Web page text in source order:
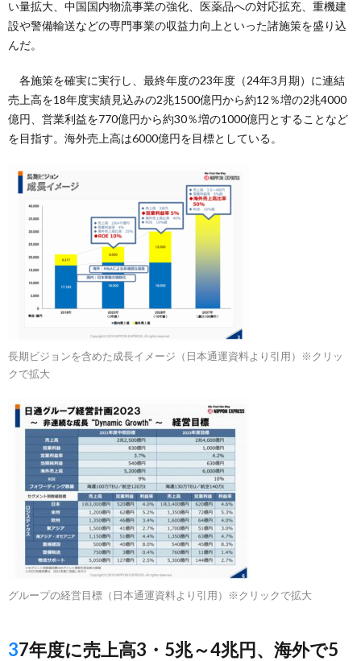
い量拡大、中国国内物流事業の強化、医薬品への対応拡充、重機建
設や警備輸送などの専門事業の収益力向上といった諸施策を盛り込
んだ。
各施策を確実に実行し、最終年度の23年度（24年3月期）に連結
売上高を18年度実績見込みの2兆1500億円から約12％増の2兆4000
億円、営業利益を770億円から約30％増の1000億円とすることなど
を目指す。海外売上高は6000億円を目標としている。
長期ビジョンを含めた成長イメージ（日本通運資料より引用）※クリッ
クで拡大
グループの経営目標（日本通運資料より引用）※クリックで拡大
37年度に売上高3・5兆～4兆円、海外で5